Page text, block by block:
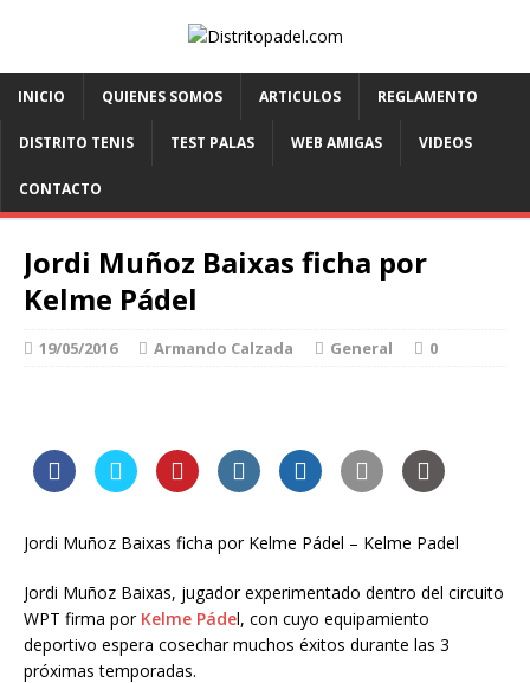
INICIO QUIENES SOMOS ARTICULOS REGLAMENTO
DISTRITO TENIS TEST PALAS WEB AMIGAS VIDEOS
CONTACTO
Jordi Muñoz Baixas ficha por
Kelme Pádel
19/05/2016 Armando Calzada General 0
Jordi Muñoz Baixas ficha por Kelme Pádel – Kelme Padel
Jordi Muñoz Baixas, jugador experimentado dentro del circuito
WPT firma por Kelme Pádel, con cuyo equipamiento
deportivo espera cosechar muchos éxitos durante las 3
próximas temporadas.